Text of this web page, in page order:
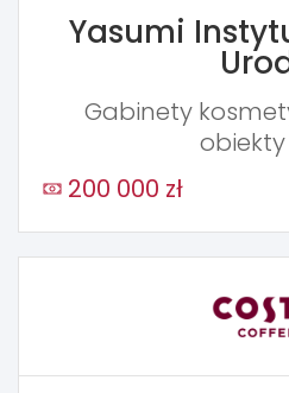
Yasumi
Gabinety
obiekty
200 000 zł